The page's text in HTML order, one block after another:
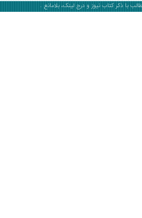
کتاب نیوز و درج لینک، بلامانع .